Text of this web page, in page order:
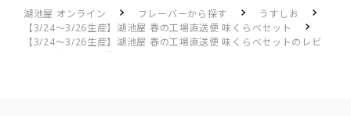
湖池屋 オンライン
フレーバーから探す
うすしお
【3/24～3/26生産】湖池屋 春の工場直送便 味くらべセット
【3/24～3/26生産】湖池屋 春の工場直送便 味くらべセットのレビ
期待通り